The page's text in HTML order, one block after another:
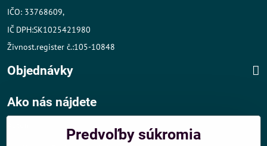
IČO: 33768609,
IČ DPH:SK1025421980
Živnost.register č.:105-10848
Objednávky
Ako nás nájdete
- v tesnej blízkosti diaľničného obchvatu
Predvoľby súkromia